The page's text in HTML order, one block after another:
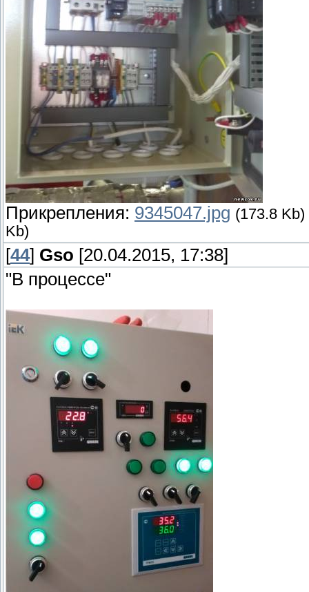
Прикрепления: 9345047.jpg (173.8 Kb)
Kb)
[44] Gso [20.04.2015, 17:38]
"В процессе"